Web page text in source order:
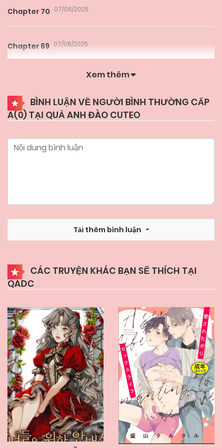
Chapter 70 07/06/2025
Chapter 69 07/06/2025
07/06/2025
Chapter 67 07/06/2025
Chapter 66 07/06/2025
Chapter 64 07/06/2025
Chapter 62 07/06/2025
Chapter 61 07/06/2025
Chapter 60 07/06/2025
Chapter 59 07/06/2025
Chapter 58 07/06/2025
Xem thêm
BÌNH LUẬN VỀ NGƯỜI BÌNH THƯỜNG CẤP
A(0) TẠI QUẢ ANH ĐÀO CUTEO
Tải thêm bình luận
CÁC TRUYỆN KHÁC BẠN SẼ THÍCH TẠI
QADC